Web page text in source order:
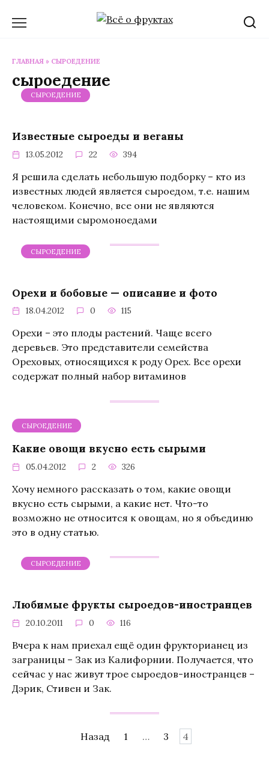
ГЛАВНАЯ » СЫРОЕДЕНИЕ
сыроедение
СЫРОЕДЕНИЕ
Известные сыроеды и веганы
13.05.2012 22 394
Я решила сделать небольшую подборку – кто из
известных людей является сыроедом, т.е. нашим
человеком. Конечно, все они не являются
настоящими сыромоноедами
СЫРОЕДЕНИЕ
Орехи и бобовые — описание и фото
18.04.2012 0 115
Орехи – это плоды растений. Чаще всего
деревьев. Это представители семейства
Ореховых, относящихся к роду Орех. Все орехи
содержат полный набор витаминов
СЫРОЕДЕНИЕ
Какие овощи вкусно есть сырыми
05.04.2012 2 326
Хочу немного рассказать о том, какие овощи
вкусно есть сырыми, а какие нет. Что-то
возможно не относится к овощам, но я объединю
это в одну статью.
СЫРОЕДЕНИЕ
Любимые фрукты сыроедов-иностранцев
20.10.2011 0 116
Вчера к нам приехал ещё один фрукторианец из
заграницы – Зак из Калифорнии. Получается, что
сейчас у нас живут трое сыроедов-иностранцев –
Дэрик, Стивен и Зак.
Назад 1 … 3 4